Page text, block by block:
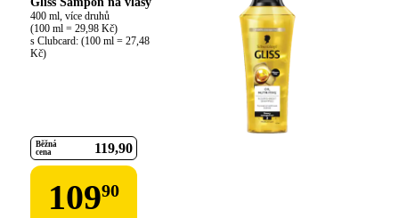
400 ml, více druhů
(100 ml = 29,98 Kč)
s Clubcard: (100 ml = 27,48
Kč)
Běžná
cena
119 90
10990